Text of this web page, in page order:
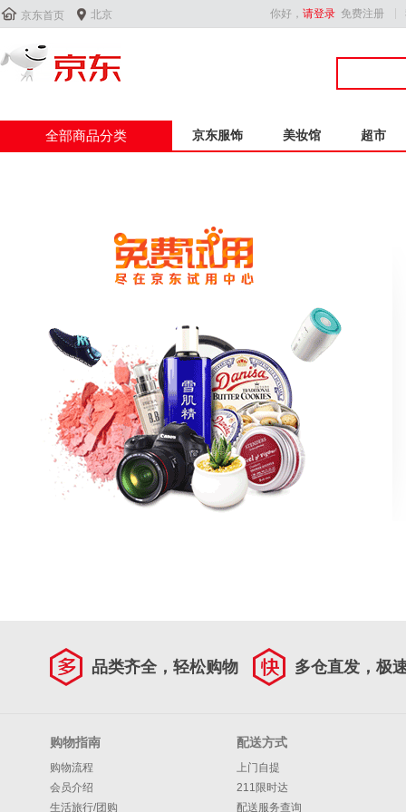
 京东首页  北京 你好， 请登录 免费注册
全部商品分类 京东服饰 美妆馆 超市
品类齐全，轻松购物 多仓直发，极
购物指南
购物流程
会员介绍
生活旅行/团购
配送方式
上门自提
211限时达
配送服务查询